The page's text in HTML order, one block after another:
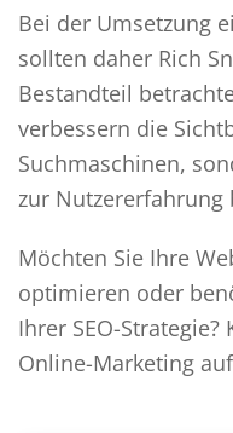
Bei der Umsetzung
sollten daher Rich
Bestandteil
verbessern die
Suchmaschinen,
zur Nutzererfahrung
Möchten Sie Ihre
optimieren oder
Ihrer SEO-
Online-Marketing